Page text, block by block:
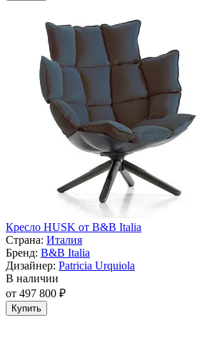
Кресло HUSK от B&B Italia
Страна: Италия
Бренд: B&B Italia
Дизайнер: Patricia Urquiola
В наличии
от 497 800 ₽
Купить